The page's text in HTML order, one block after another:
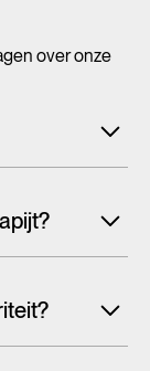
over onze
het heeft
over de
in de vloer.
ander en kan